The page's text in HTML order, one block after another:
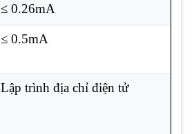
≤ 0.26mA
≤ 0.5mA
Lập trình địa chỉ điện tử